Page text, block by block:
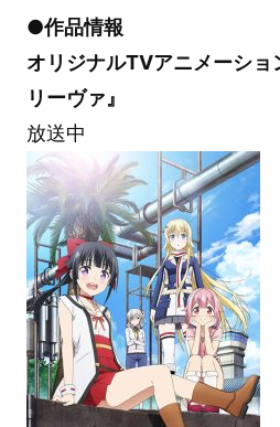
●作品情報
オリジナルTVアニメーショ
リーヴァ』
放送中